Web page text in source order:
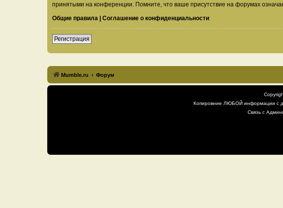
принятыми на конференции. Помните, что ваше присутствие на форумах
Общие правила
Соглашение о конфиденциальности
Регистрация
Mumble.ru Форум
Копировние ЛЮБОЙ информации с
Связь с